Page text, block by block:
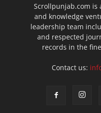
Scrollpunjab.com is
and knowledge
leadership team
and respected
records in the
Contact us: